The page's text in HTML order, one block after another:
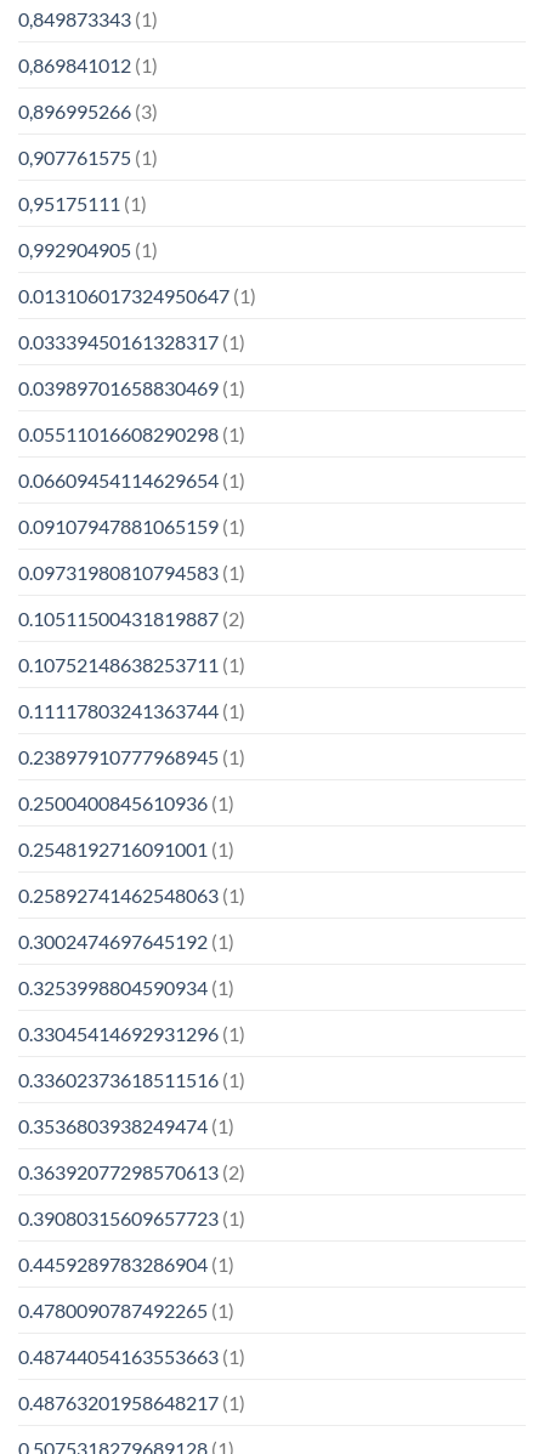
0,849873343 (1)
0,869841012 (1)
0,896995266 (3)
0,907761575 (1)
0,95175111 (1)
0,992904905 (1)
0.013106017324950647 (1)
0.03339450161328317 (1)
0.03989701658830469 (1)
0.05511016608290298 (1)
0.06609454114629654 (1)
0.09107947881065159 (1)
0.09731980810794583 (1)
0.10511500431819887 (2)
0.10752148638253711 (1)
0.11117803241363744 (1)
0.23897910777968945 (1)
0.2500400845610936 (1)
0.2548192716091001 (1)
0.25892741462548063 (1)
0.3002474697645192 (1)
0.3253998804590934 (1)
0.33045414692931296 (1)
0.33602373618511516 (1)
0.3536803938249474 (1)
0.36392077298570613 (2)
0.39080315609657723 (1)
0.4459289783286904 (1)
0.4780090787492265 (1)
0.48744054163553663 (1)
0.48763201958648217 (1)
0.5075318279689128 (1)